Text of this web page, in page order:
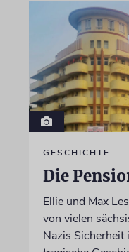
GESCHICHTE
Die
Ellie und Max
von vielen
Nazis Sicherheit